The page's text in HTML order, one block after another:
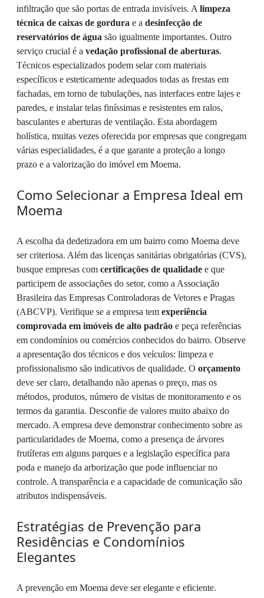
infiltração que são portas de entrada invisíveis. A limpeza
técnica de caixas de gordura e a desinfecção de
reservatórios de água são igualmente importantes. Outro
serviço crucial é a vedação profissional de aberturas.
Técnicos especializados podem selar com materiais
específicos e esteticamente adequados todas as frestas em
fachadas, em torno de tubulações, nas interfaces entre lajes e
paredes, e instalar telas finíssimas e resistentes em ralos,
basculantes e aberturas de ventilação. Esta abordagem
holística, muitas vezes oferecida por empresas que congregam
várias especialidades, é a que garante a proteção a longo
prazo e a valorização do imóvel em Moema.
Como Selecionar a Empresa Ideal em
Moema
A escolha da dedetizadora em um bairro como Moema deve
ser criteriosa. Além das licenças sanitárias obrigatórias (CVS),
busque empresas com certificações de qualidade e que
participem de associações do setor, como a Associação
Brasileira das Empresas Controladoras de Vetores e Pragas
(ABCVP). Verifique se a empresa tem experiência
comprovada em imóveis de alto padrão e peça referências
em condomínios ou comércios conhecidos do bairro. Observe
a apresentação dos técnicos e dos veículos: limpeza e
profissionalismo são indicativos de qualidade. O orçamento
deve ser claro, detalhando não apenas o preço, mas os
métodos, produtos, número de visitas de monitoramento e os
termos da garantia. Desconfie de valores muito abaixo do
mercado. A empresa deve demonstrar conhecimento sobre as
particularidades de Moema, como a presença de árvores
frutíferas em alguns parques e a legislação específica para
poda e manejo da arborização que pode influenciar no
controle. A transparência e a capacidade de comunicação são
atributos indispensáveis.
Estratégias de Prevenção para
Residências e Condomínios
Elegantes
A prevenção em Moema deve ser elegante e eficiente.